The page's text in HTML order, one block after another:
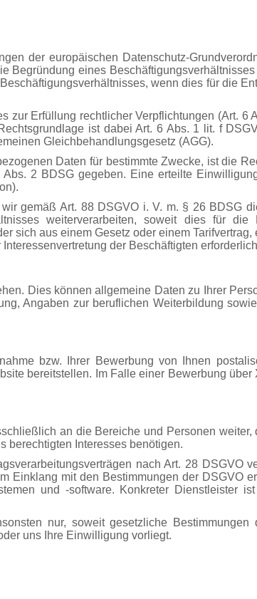
der europäischen Datenschutz-
Begründung eines
wenn dies für die
zur Erfüllung rechtlicher Verpflichtungen (Art. 6
ist dabei Art. 6 Abs. 1 lit. f
Gleichbehandlungsgesetz (AGG).
Daten für bestimmte Zwecke, ist die
2 BDSG gegeben. Eine erteilte
gemäß Art. 88 DSGVO i. V. m. § 26 BDSG
weiterverarbeiten, soweit dies für die
sich aus einem Gesetz oder einem Tarifvertrag,
der Beschäftigten
Dies können allgemeine Daten zu Ihrer
Angaben zur beruflichen Weiterbildung
bzw. Ihrer Bewerbung von Ihnen
bereitstellen. Im Falle einer Bewerbung über
an die Bereiche und Personen weiter,
berechtigten Interesses benötigen.
nach Art. 28 DSGVO
Einklang mit den Bestimmungen der DSGVO
und -software. Konkreter Dienstleister
nur, soweit gesetzliche Bestimmungen
uns Ihre Einwilligung vorliegt.